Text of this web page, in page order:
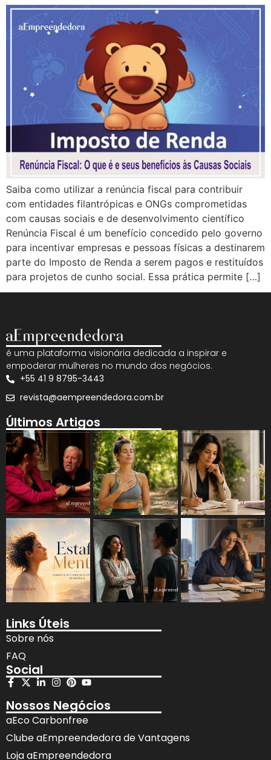
Saiba como utilizar a renúncia fiscal para contribuir
com entidades filantrópicas e ONGs comprometidas
com causas sociais e de desenvolvimento científico
Renúncia Fiscal é um benefício concedido pelo governo
para incentivar empresas e pessoas físicas a destinarem
parte do Imposto de Renda a serem pagos e restituídos
para projetos de cunho social. Essa prática permite […]
é uma plataforma visionária dedicada a inspirar e
empoderar mulheres no mundo dos negócios.
+55 41 9 8795-3443
revista@aempreendedora.com.br
Últimos Artigos
Links Úteis
Sobre nós
FAQ
Social
Nossos Negócios
aEco Carbonfree
Clube aEmpreendedora de Vantagens
Loja aEmpreendedora